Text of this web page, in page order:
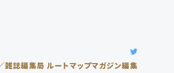
雑誌編集局 ルートマップマガジン編集